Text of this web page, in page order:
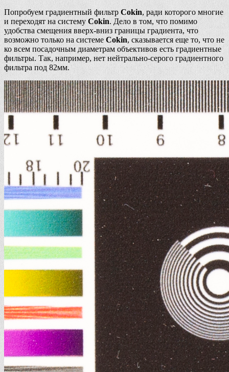
Попробуем градиентный фильтр Cokin, ради которого многие
и переходят на систему Cokin. Дело в том, что помимо
удобства смещения вверх-вниз границы градиента, что
возможно только на системе Cokin, сказывается еще то, что не
ко всем посадочным диаметрам объективов есть градиентные
фильтры. Так, например, нет нейтрально-серого градиентного
фильтра под 82мм.